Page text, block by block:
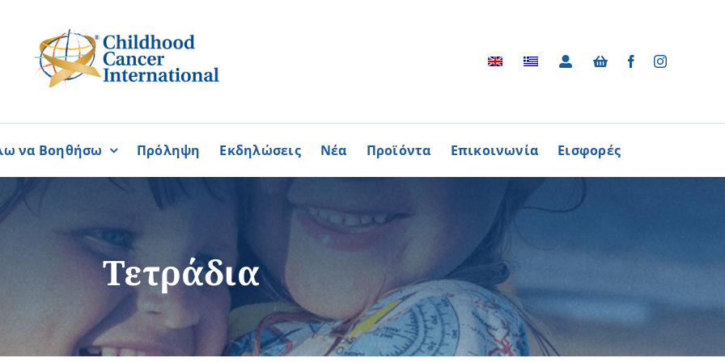
Παγκύπρια Συμμαχία Σπάνιων Παθήσεων
Παγκύπριο Συντονιστικό Συμβούλιο Εθελοντισμού
Ομοσπονδία Συνδέσμων Ασθενών Κύπρου
Φλόγα Ελλάδος
Φωτογραφικό Αρχείο
Βίντεο
Ραδιοφωνικές Διαφημίσεις
Διαφημίσεις / Φυλλάδια
Τα Τραγούδια
να Βοηθήσω
ΓΙΝΟΜΑΙ
Περισσότερα
ΓΙΝΟΜΑΙ
ΕΘΕΛΟΝΤΗΣ
Περισσότερα
ΑΓΟΡΑΖΩ
ΠΡΟΙΟΝΤΑ
Περισσότερα
Πρόληψη Εκδηλώσεις Νέα Προϊόντα Επικοινωνία Εισφορές
Τετράδια